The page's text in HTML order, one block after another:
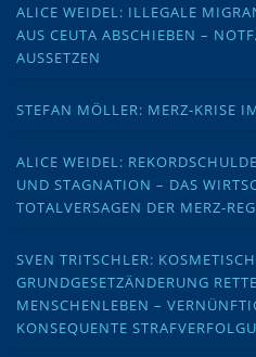
ALICE WEIDEL: ILLEGALE
AUS CEUTA ABSCHIEBEN –
AUSSETZEN
STEFAN MÖLLER: MERZ-KRISE
ALICE WEIDEL:
UND STAGNATION – DAS
TOTALVERSAGEN DER MERZ-
SVEN TRITSCHLER:
GRUNDGESETZÄNDERUNG
MENSCHENLEBEN –
KONSEQUENTE